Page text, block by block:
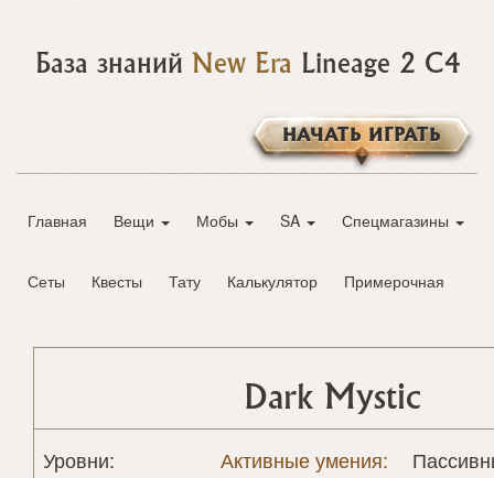
База знаний New Era Lineage 2 C4
НАЧАТЬ ИГРАТЬ
Главная Вещи Мобы SA Спецмагазины
Сеты Квесты Тату Калькулятор Примерочная
Dark Mystic
Уровни: Активные умения: